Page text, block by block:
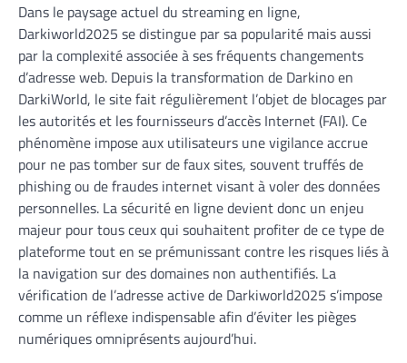
Dans le paysage actuel du streaming en ligne,
Darkiworld2025 se distingue par sa popularité mais aussi
par la complexité associée à ses fréquents changements
d’adresse web. Depuis la transformation de Darkino en
DarkiWorld, le site fait régulièrement l’objet de blocages par
les autorités et les fournisseurs d’accès Internet (FAI). Ce
phénomène impose aux utilisateurs une vigilance accrue
pour ne pas tomber sur de faux sites, souvent truffés de
phishing ou de fraudes internet visant à voler des données
personnelles. La sécurité en ligne devient donc un enjeu
majeur pour tous ceux qui souhaitent profiter de ce type de
plateforme tout en se prémunissant contre les risques liés à
la navigation sur des domaines non authentifiés. La
vérification de l’adresse active de Darkiworld2025 s’impose
comme un réflexe indispensable afin d’éviter les pièges
numériques omniprésents aujourd’hui.